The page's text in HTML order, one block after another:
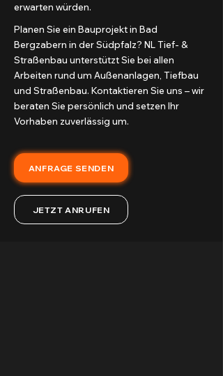
erwarten würden.
Planen Sie ein Bauprojekt in Bad
Bergzabern in der Südpfalz? NL Tief- &
Straßenbau unterstützt Sie bei allen
Arbeiten rund um Außenanlagen, Tiefbau
und Straßenbau. Kontaktieren Sie uns – wir
beraten Sie persönlich und setzen Ihr
Vorhaben zuverlässig um.
ANFRAGE SENDEN
JETZT ANRUFEN